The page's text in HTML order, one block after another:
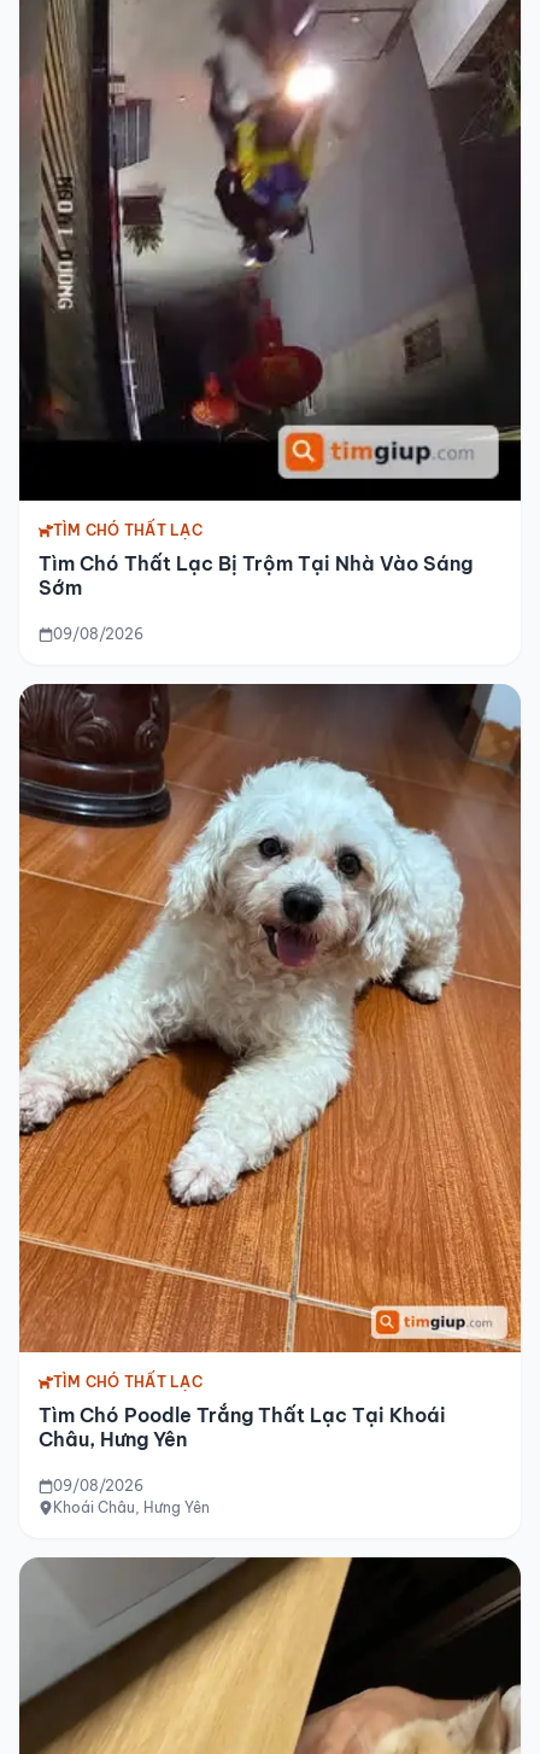
TÌM CHÓ THẤT LẠC
Tìm Chó Thất Lạc Bị Trộm Tại Nhà Vào Sáng
Sớm
09/08/2026
TÌM CHÓ THẤT LẠC
Tìm Chó Poodle Trắng Thất Lạc Tại Khoái
Châu, Hưng Yên
09/08/2026
Khoái Châu, Hưng Yên